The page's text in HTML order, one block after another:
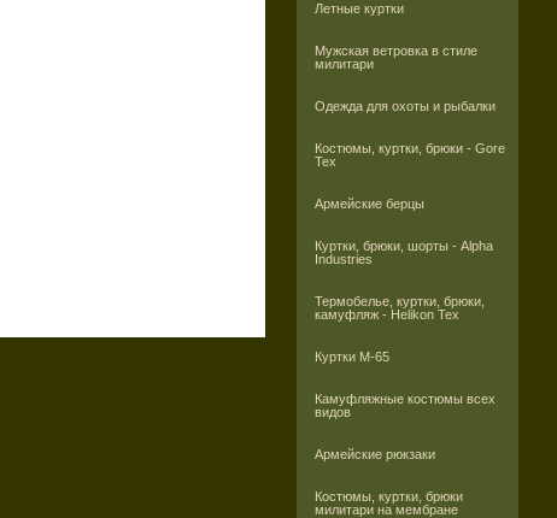
Летные куртки
Мужская ветровка в стиле
милитари
Одежда для охоты и рыбалки
Костюмы, куртки, брюки - Gore
Tex
Армейские берцы
Куртки, брюки, шорты - Alpha
Industries
Термобелье, куртки, брюки,
камуфляж - Helikon Tex
Куртки M-65
Камуфляжные костюмы всех
видов
Армейские рюкзаки
Костюмы, куртки, брюки
милитари на мембране